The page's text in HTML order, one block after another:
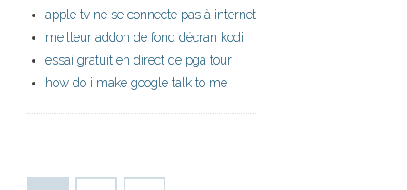
apple tv ne se connecte pas à internet
meilleur addon de fond décran kodi
essai gratuit en direct de pga tour
how do i make google talk to me